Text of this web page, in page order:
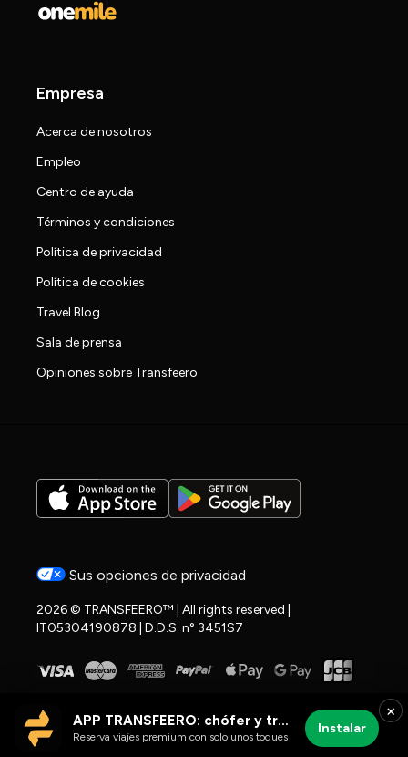
Empresa
Acerca de nosotros
Empleo
Centro de ayuda
Términos y condiciones
Política de privacidad
Política de cookies
Travel Blog
Sala de prensa
Opiniones sobre Transfeero
Sus opciones de privacidad
2026 © TRANSFEERO™ | All rights reserved |
IT05304190878 | D.D.S. n° 3451S7
×
APP TRANSFEERO: chófer y traslados al aeropuerto
Reserva viajes premium con solo unos toques
Instalar